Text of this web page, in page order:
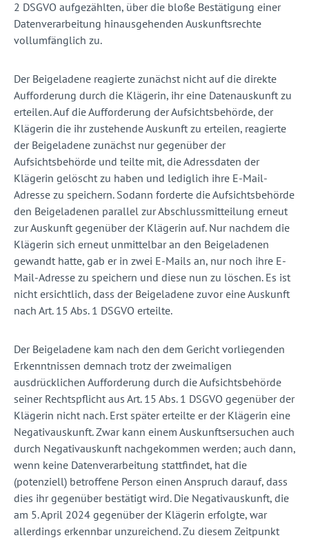
2 DSGVO aufgezählten, über die bloße Bestätigung einer
Datenverarbeitung hinausgehenden Auskunftsrechte
vollumfänglich zu.
Der Beigeladene reagierte zunächst nicht auf die direkte
Aufforderung durch die Klägerin, ihr eine Datenauskunft zu
erteilen. Auf die Aufforderung der Aufsichtsbehörde, der
Klägerin die ihr zustehende Auskunft zu erteilen, reagierte
der Beigeladene zunächst nur gegenüber der
Aufsichtsbehörde und teilte mit, die Adressdaten der
Klägerin gelöscht zu haben und lediglich ihre E-Mail-
Adresse zu speichern. Sodann forderte die Aufsichtsbehörde
den Beigeladenen parallel zur Abschlussmitteilung erneut
zur Auskunft gegenüber der Klägerin auf. Nur nachdem die
Klägerin sich erneut unmittelbar an den Beigeladenen
gewandt hatte, gab er in zwei E-Mails an, nur noch ihre E-
Mail-Adresse zu speichern und diese nun zu löschen. Es ist
nicht ersichtlich, dass der Beigeladene zuvor eine Auskunft
nach Art. 15 Abs. 1 DSGVO erteilte.
Der Beigeladene kam nach den dem Gericht vorliegenden
Erkenntnissen demnach trotz der zweimaligen
ausdrücklichen Aufforderung durch die Aufsichtsbehörde
seiner Rechtspflicht aus Art. 15 Abs. 1 DSGVO gegenüber der
Klägerin nicht nach. Erst später erteilte er der Klägerin eine
Negativauskunft. Zwar kann einem Auskunftsersuchen auch
durch Negativauskunft nachgekommen werden; auch dann,
wenn keine Datenverarbeitung stattfindet, hat die
(potenziell) betroffene Person einen Anspruch darauf, dass
dies ihr gegenüber bestätigt wird. Die Negativauskunft, die
am 5. April 2024 gegenüber der Klägerin erfolgte, war
allerdings erkennbar unzureichend. Zu diesem Zeitpunkt